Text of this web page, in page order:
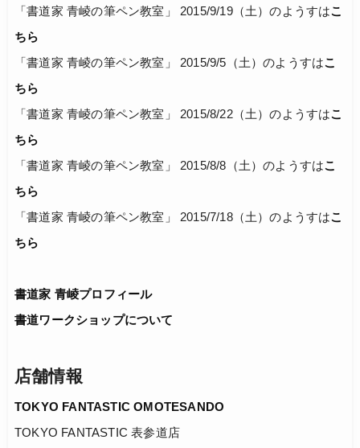
「書道家 青崚の筆ペン教室」 2015/9/19（土）のようすはこ
ちら
「書道家 青崚の筆ペン教室」 2015/9/5（土）のようすはこ
ちら
「書道家 青崚の筆ペン教室」 2015/8/22（土）のようすはこ
ちら
「書道家 青崚の筆ペン教室」 2015/8/8（土）のようすはこ
ちら
「書道家 青崚の筆ペン教室」 2015/7/18（土）のようすはこ
ちら
書道家 青崚プロフィール
書道ワークショップについて
店舗情報
TOKYO FANTASTIC OMOTESANDO
TOKYO FANTASTIC 表参道店